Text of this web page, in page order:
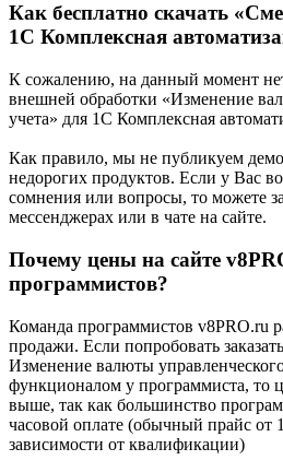
Как бесплатно скачать
1С Комплексная
К сожалению, на данный момент
внешней обработки «Изменение
учета» для 1С Комплексная
Как правило, мы не публикуем
недорогих продуктов. Если у Вас
сомнения или вопросы, то можете
мессенджерах или в чате на сайте.
Почему цены на сайте
программистов?
Команда программистов v8PRO.ru
продажи. Если попробовать
Изменение валюты
функционалом у программиста, то
выше, так как большинство
часовой оплате (обычный прайс от
зависимости от квалификации)